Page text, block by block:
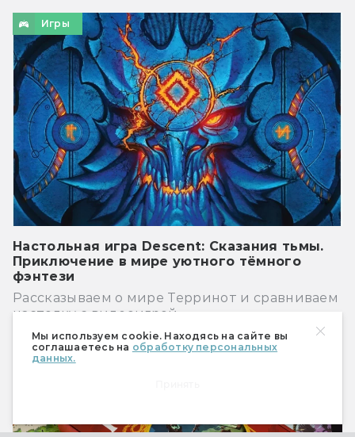
Мы используем cookie. Находясь на сайте вы
соглашаетесь на обработку персональных
данных.
Игры
Настольная игра Descent: Сказания тьмы.
Приключение в мире уютного тёмного
фэнтези
Рассказываем о мире Терринот и сравниваем
настолку с видеоигрой
Игры